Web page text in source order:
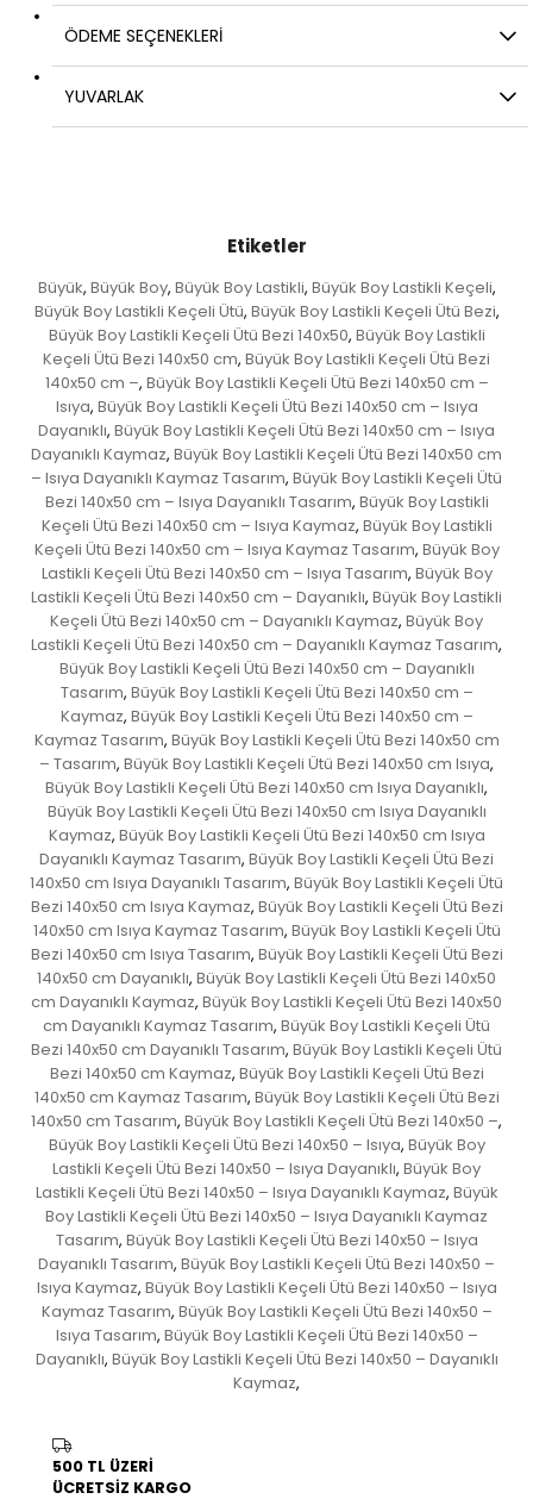
ÖDEME SEÇENEKLERI
YUVARLAK
Etiketler
Büyük, Büyük Boy, Büyük Boy Lastikli, Büyük Boy Lastikli Keçeli,
Büyük Boy Lastikli Keçeli Ütü, Büyük Boy Lastikli Keçeli Ütü Bezi,
Büyük Boy Lastikli Keçeli Ütü Bezi 140x50, Büyük Boy Lastikli
Keçeli Ütü Bezi 140x50 cm, Büyük Boy Lastikli Keçeli Ütü Bezi
140x50 cm –, Büyük Boy Lastikli Keçeli Ütü Bezi 140x50 cm –
Isıya, Büyük Boy Lastikli Keçeli Ütü Bezi 140x50 cm – Isıya
Dayanıklı, Büyük Boy Lastikli Keçeli Ütü Bezi 140x50 cm – Isıya
Dayanıklı Kaymaz, Büyük Boy Lastikli Keçeli Ütü Bezi 140x50 cm
– Isıya Dayanıklı Kaymaz Tasarım, Büyük Boy Lastikli Keçeli Ütü
Bezi 140x50 cm – Isıya Dayanıklı Tasarım, Büyük Boy Lastikli
Keçeli Ütü Bezi 140x50 cm – Isıya Kaymaz, Büyük Boy Lastikli
Keçeli Ütü Bezi 140x50 cm – Isıya Kaymaz Tasarım, Büyük Boy
Lastikli Keçeli Ütü Bezi 140x50 cm – Isıya Tasarım, Büyük Boy
Lastikli Keçeli Ütü Bezi 140x50 cm – Dayanıklı, Büyük Boy Lastikli
Keçeli Ütü Bezi 140x50 cm – Dayanıklı Kaymaz, Büyük Boy
Lastikli Keçeli Ütü Bezi 140x50 cm – Dayanıklı Kaymaz Tasarım,
Büyük Boy Lastikli Keçeli Ütü Bezi 140x50 cm – Dayanıklı
Tasarım, Büyük Boy Lastikli Keçeli Ütü Bezi 140x50 cm –
Kaymaz, Büyük Boy Lastikli Keçeli Ütü Bezi 140x50 cm –
Kaymaz Tasarım, Büyük Boy Lastikli Keçeli Ütü Bezi 140x50 cm
– Tasarım, Büyük Boy Lastikli Keçeli Ütü Bezi 140x50 cm Isıya,
Büyük Boy Lastikli Keçeli Ütü Bezi 140x50 cm Isıya Dayanıklı,
Büyük Boy Lastikli Keçeli Ütü Bezi 140x50 cm Isıya Dayanıklı
Kaymaz, Büyük Boy Lastikli Keçeli Ütü Bezi 140x50 cm Isıya
Dayanıklı Kaymaz Tasarım, Büyük Boy Lastikli Keçeli Ütü Bezi
140x50 cm Isıya Dayanıklı Tasarım, Büyük Boy Lastikli Keçeli Ütü
Bezi 140x50 cm Isıya Kaymaz, Büyük Boy Lastikli Keçeli Ütü Bezi
140x50 cm Isıya Kaymaz Tasarım, Büyük Boy Lastikli Keçeli Ütü
Bezi 140x50 cm Isıya Tasarım, Büyük Boy Lastikli Keçeli Ütü Bezi
140x50 cm Dayanıklı, Büyük Boy Lastikli Keçeli Ütü Bezi 140x50
cm Dayanıklı Kaymaz, Büyük Boy Lastikli Keçeli Ütü Bezi 140x50
cm Dayanıklı Kaymaz Tasarım, Büyük Boy Lastikli Keçeli Ütü
Bezi 140x50 cm Dayanıklı Tasarım, Büyük Boy Lastikli Keçeli Ütü
Bezi 140x50 cm Kaymaz, Büyük Boy Lastikli Keçeli Ütü Bezi
140x50 cm Kaymaz Tasarım, Büyük Boy Lastikli Keçeli Ütü Bezi
140x50 cm Tasarım, Büyük Boy Lastikli Keçeli Ütü Bezi 140x50 –,
Büyük Boy Lastikli Keçeli Ütü Bezi 140x50 – Isıya, Büyük Boy
Lastikli Keçeli Ütü Bezi 140x50 – Isıya Dayanıklı, Büyük Boy
Lastikli Keçeli Ütü Bezi 140x50 – Isıya Dayanıklı Kaymaz, Büyük
Boy Lastikli Keçeli Ütü Bezi 140x50 – Isıya Dayanıklı Kaymaz
Tasarım, Büyük Boy Lastikli Keçeli Ütü Bezi 140x50 – Isıya
Dayanıklı Tasarım, Büyük Boy Lastikli Keçeli Ütü Bezi 140x50 –
Isıya Kaymaz, Büyük Boy Lastikli Keçeli Ütü Bezi 140x50 – Isıya
Kaymaz Tasarım, Büyük Boy Lastikli Keçeli Ütü Bezi 140x50 –
Isıya Tasarım, Büyük Boy Lastikli Keçeli Ütü Bezi 140x50 –
Dayanıklı, Büyük Boy Lastikli Keçeli Ütü Bezi 140x50 – Dayanıklı
Kaymaz,
500 TL ÜZERİ
ÜCRETSİZ KARGO